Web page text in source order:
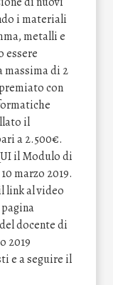
i materiali
metalli e
essere
massima di 2
con
il
a 2.500€.
il Modulo di
marzo 2019.
link al video
docente di
2019
e a seguire il